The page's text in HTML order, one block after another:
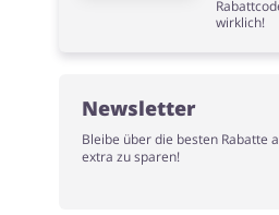
wirklich!
Newsletter
Bleibe über die besten Rabatte
extra zu sparen!